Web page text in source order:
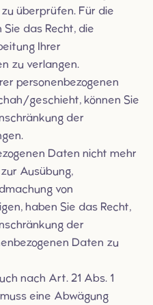
überprüfen. Für die
das Recht, die
Ihrer
zu verlangen.
personenbezogenen
geschieht, können Sie
der
Daten nicht mehr
Ausübung,
von
haben Sie das Recht,
der
Daten zu
nach Art. 21 Abs. 1
eine Abwägung